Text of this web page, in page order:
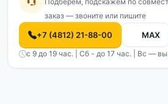
заказ — звоните или пишите
+7 (4812) 21-88-00 MAX
с 9 до 19 час. | Сб - до 17 час. | Вс —